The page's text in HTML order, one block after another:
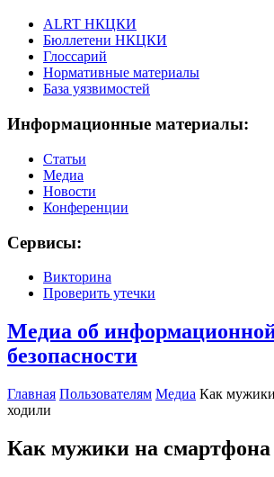
ALRT НКЦКИ
Бюллетени НКЦКИ
Глоссарий
Нормативные материалы
База уязвимостей
Информационные материалы:
Статьи
Медиа
Новости
Конференции
Сервисы:
Викторина
Проверить утечки
Медиа об
безопасности
Главная Пользователям Медиа Как
ходили
Как мужики на смартфона